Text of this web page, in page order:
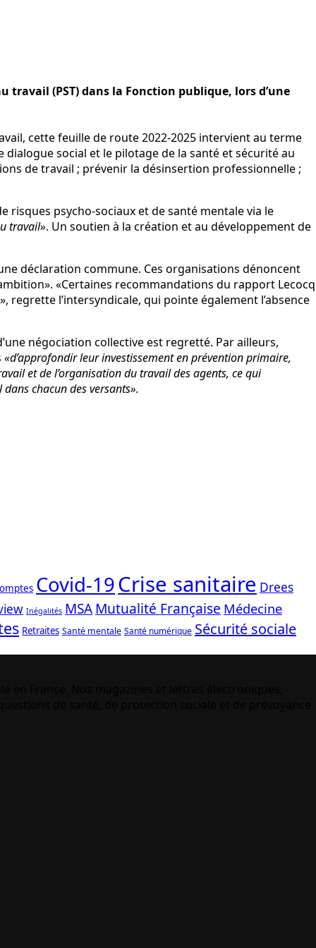
(PST) dans la Fonction publique, lors d’une
cette feuille de route 2022-2025 intervient au terme
social et le pilotage de la santé et sécurité au
de travail ; prévenir la désinsertion professionnelle ;
risques psycho-sociaux et de santé mentale via le
travail». Un soutien à la création et au développement de
déclaration commune. Ces organisations dénoncent
«Certaines recommandations du rapport Lecocq
l’intersyndicale, qui pointe également l’absence
négociation collective est regretté. Par ailleurs,
«d’approfondir leur investissement en prévention primaire,
et de l’organisation du travail des agents, ce qui
chacun des versants».
Covid-19Crise sanitaire Drees
Inégalités MSAMutualité Française Médecine
Retraites Santé mentale Santé numérique Sécurité sociale